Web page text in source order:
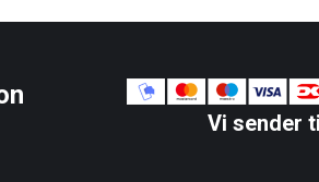
Vi sender